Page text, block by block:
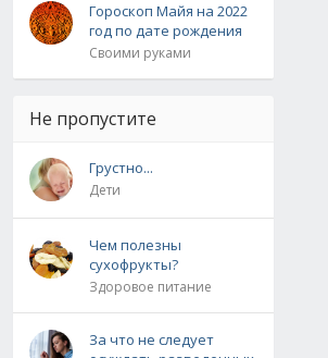
Гороскоп Майя на 2022
год по дате рождения
Своими руками
Не пропустите
Грустно...
Дети
Чем полезны
сухофрукты?
Здоровое питание
За что не следует